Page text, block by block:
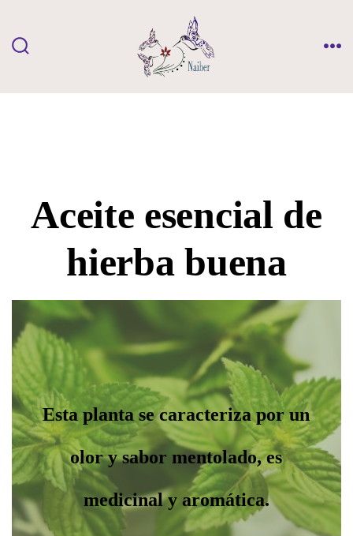
contenido
Aceite esencial de
hierba buena
Esta planta se caracteriza por un
olor y sabor mentolado, es
medicinal y aromática.